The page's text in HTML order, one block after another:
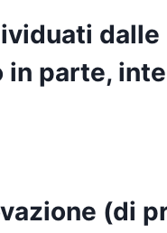
in parte,
(di